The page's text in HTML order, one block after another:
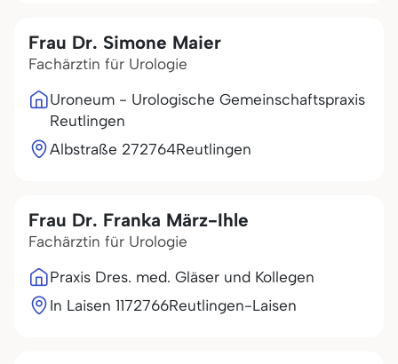
Frau Dr. Simone Maier
Fachärztin für Urologie
Uroneum - Urologische Gemeinschaftspraxis
Reutlingen
Albstraße 272764Reutlingen
Frau Dr. Franka März-Ihle
Fachärztin für Urologie
Praxis Dres. med. Gläser und Kollegen
In Laisen 1172766Reutlingen-Laisen